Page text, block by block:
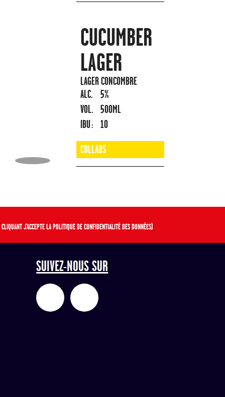
CUCUMBER
LAGER
LAGER CONCOMBRE
ALC.
5%
VOL.
500ML
IBU :
10
COLLABS
J'ACCEPTE LA POLITIQUE DE CONFIDENTIALITÉ DES DONNÉES)
SUIVEZ-NOUS SUR